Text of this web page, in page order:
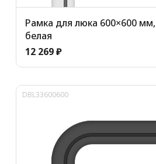
Рамка для люка 600×600 мм,
белая
12 269 ₽
DBL33600600